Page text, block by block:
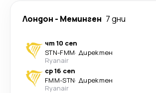
Лондон - Меминген 7 дни
чт 10 сеп
STN-FMM· Директен
Ryanair
ср 16 сеп
FMM-STN· Директен
Ryanair